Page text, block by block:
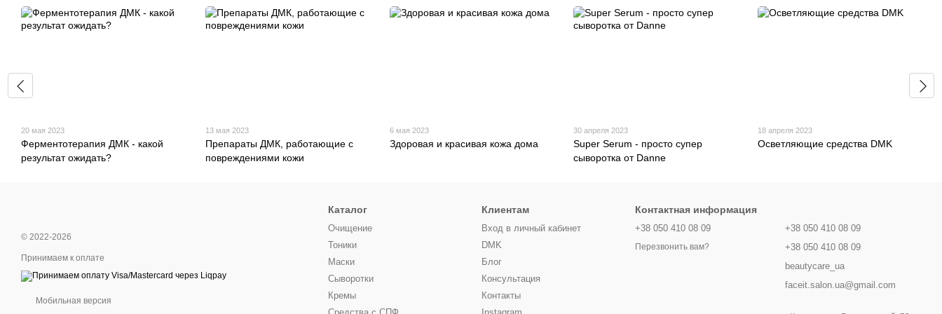
20 мая 2023
Ферментотерапия ДМК - какой
результат ожидать?
13 мая 2023
Препараты ДМК, работающие с
повреждениями кожи
6 мая 2023
Здоровая и красивая кожа дома
30 апреля 2023
Super Serum - просто супер
сыворотка от Danne
18 апреля 2023
Осветляющие средства DMK
© 2022-2026
Принимаем к оплате
Мобильная версия
Каталог
Очищение
Тоники
Маски
Сыворотки
Кремы
Клиентам
Вход в личный кабинет
DMK
Блог
Консультация
Контакты
Контактная информация
+38 050 410 08 09
Перезвонить вам?
+38 050 410 08 09
+38 050 410 08 09
beautycare_ua
faceit.salon.ua@gmail.com